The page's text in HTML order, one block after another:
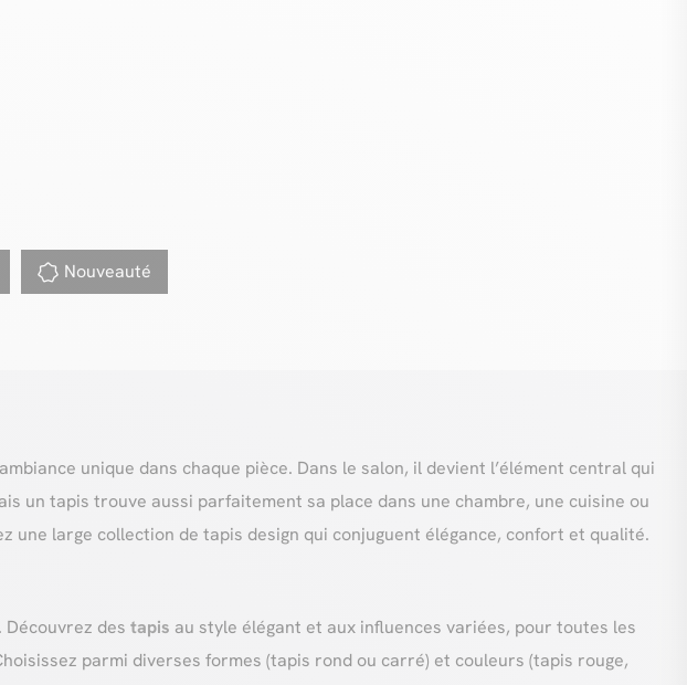
Nouveauté
unique dans chaque pièce. Dans le salon, il devient l’élément central qui
un tapis trouve aussi parfaitement sa place dans une chambre, une cuisine ou
une large collection de tapis design qui conjuguent élégance, confort et qualité.
des tapis au style élégant et aux influences variées, pour toutes les
parmi diverses formes (tapis rond ou carré) et couleurs (tapis rouge,